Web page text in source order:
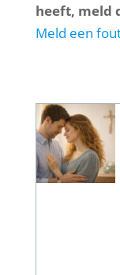
heeft, meld
Meld een